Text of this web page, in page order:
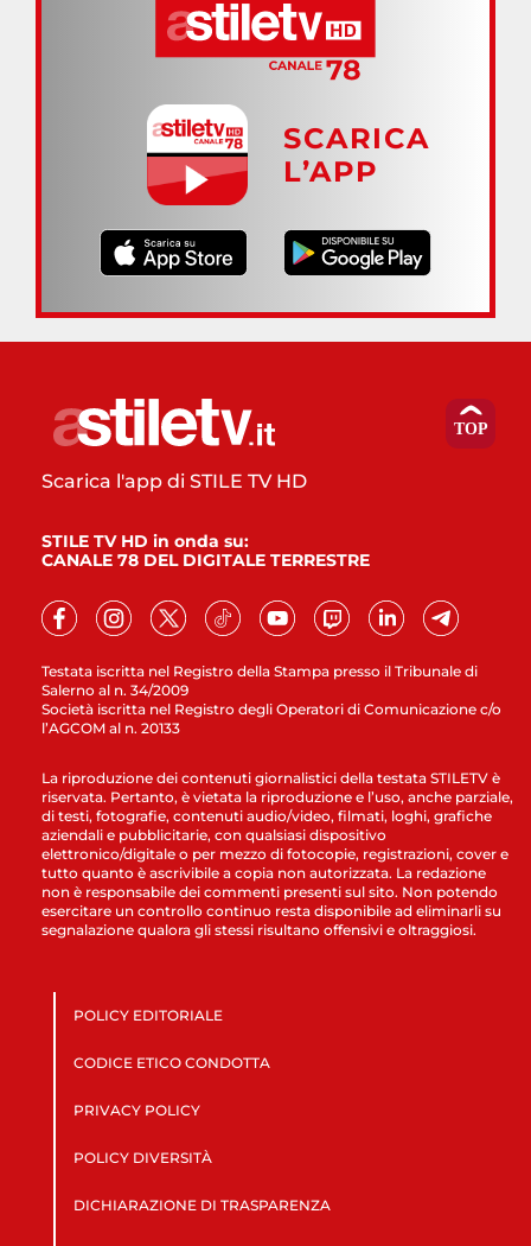
SCARICA
L’APP
Testata iscritta nel Registro della Stampa presso il Tribunale di
Salerno al n. 34/2009
Società iscritta nel Registro degli Operatori di Comunicazione c/o
l’AGCOM al n. 20133
Scarica l'app di STILE TV HD
STILE TV HD in onda su:
CANALE 78 DEL DIGITALE TERRESTRE
La riproduzione dei contenuti giornalistici della testata STILETV è
riservata. Pertanto, è vietata la riproduzione e l’uso, anche parziale,
di testi, fotografie, contenuti audio/video, filmati, loghi, grafiche
aziendali e pubblicitarie, con qualsiasi dispositivo
elettronico/digitale o per mezzo di fotocopie, registrazioni, cover e
tutto quanto è ascrivibile a copia non autorizzata. La redazione
non è responsabile dei commenti presenti sul sito. Non potendo
esercitare un controllo continuo resta disponibile ad eliminarli su
segnalazione qualora gli stessi risultano offensivi e oltraggiosi.
POLICY EDITORIALE
CODICE ETICO CONDOTTA
PRIVACY POLICY
POLICY DIVERSITÀ
DICHIARAZIONE DI TRASPARENZA